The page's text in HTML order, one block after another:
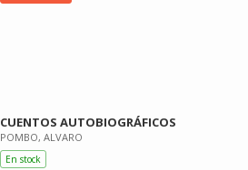
CUENTOS AUTOBIOGRÁFICOS
POMBO, ALVARO
En stock